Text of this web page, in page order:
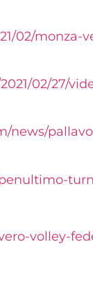
02/
02/27/
volley-